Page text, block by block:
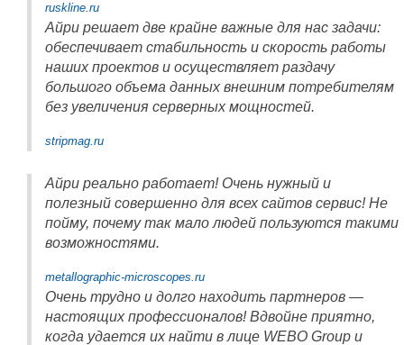
ruskline.ru
Айри решает две крайне важные для нас задачи:
обеспечивает стабильность и скорость работы
наших проектов и осуществляет раздачу
большого объема данных внешним потребителям
без увеличения серверных мощностей.
stripmag.ru
Айри реально работает! Очень нужный и
полезный совершенно для всех сайтов сервис! Не
пойму, почему так мало людей пользуются такими
возможностями.
metallographic-microscopes.ru
Очень трудно и долго находить партнеров —
настоящих профессионалов! Вдвойне приятно,
когда удается их найти в лице WEBO Group и